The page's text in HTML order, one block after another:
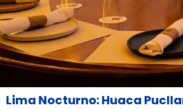
Lima Nocturno: Huaca